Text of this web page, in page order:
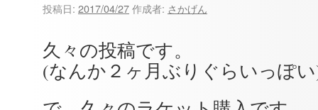
投稿日: 2017/04/27作成者: さかげん
久々の投稿です。
(なんか２ヶ月ぶりぐらいっぽ